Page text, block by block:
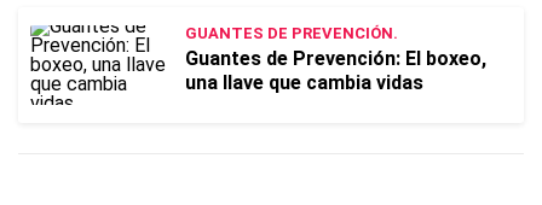
GUANTES DE PREVENCIÓN.
Guantes de Prevención: El boxeo,
una llave que cambia vidas